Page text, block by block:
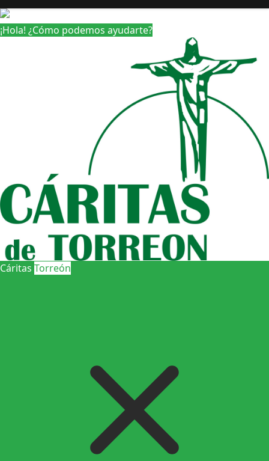
¡Hola! ¿Cómo podemos ayudarte?
Cáritas Torreón